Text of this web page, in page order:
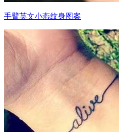
手臂英文小燕纹身图案